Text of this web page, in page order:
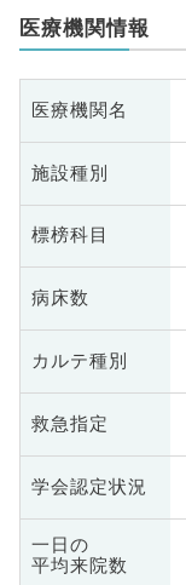
医療機関情報
医療機関名
施設種別
標榜科目
病床数
カルテ種別
救急指定
学会認定状況
一日の
平均来院数